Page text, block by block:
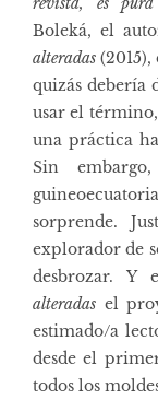
Boleká, el
alteradas
quizás debería
usar el
una práctica
Sin
sorprende.
explorador de
desbrozar. Y
alteradas el
estimado/a
desde el
todos los